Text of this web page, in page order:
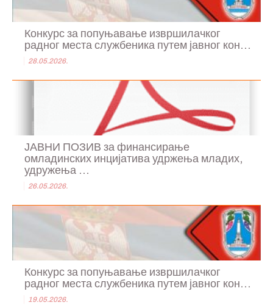
Конкурс за попуњавање извршилачког
радног места службеника путем јавног кон...
28.05.2026.
ЈАВНИ ПОЗИВ за финансирање
омладинских инцијатива удржења младих,
удружења ...
26.05.2026.
Конкурс за попуњавање извршилачког
радног места службеника путем јавног кон...
19.05.2026.